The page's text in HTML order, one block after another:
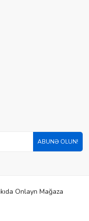
ABUNƏ OLUN!
Onlayn Mağaza